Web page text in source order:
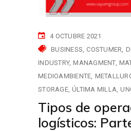
4 OCTUBRE 2021
BUSINESS COSTUMER
INDUSTRY MANAGMENT
MEDIOAMBIENTE
STORAGE ÚLTIMA MILLA
Tipos de
logísticos: